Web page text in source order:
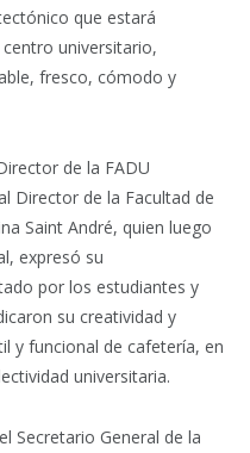
que estará
universitario,
fresco, cómodo y
de la FADU
Director de la Facultad de
Saint André, quien luego
expresó su
por los estudiantes y
su creatividad y
y funcional de cafetería, en
universitaria.
Secretario General de la